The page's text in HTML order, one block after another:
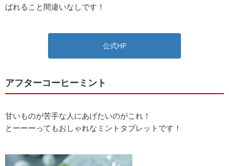
ばれること間違いなしです！
公式HP
アフターコーヒーミント
甘いものが苦手な人にあげたいのがこれ！
とーーーってもおしゃれなミントタブレットです！